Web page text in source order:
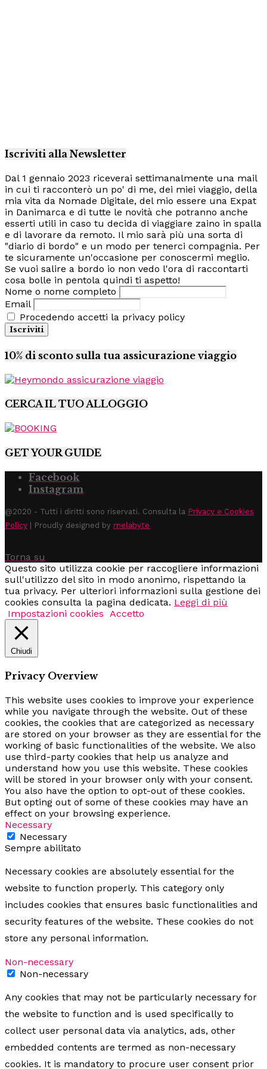
Iscriviti alla Newsletter
Dal 1 gennaio 2023 riceverai settimanalmente una mail
in cui ti racconterò un po' di me, dei miei viaggio, della
mia vita da Nomade Digitale, del mio essere una Expat
in Danimarca e di tutte le novità che potranno anche
esserti utili in caso tu decida di viaggiare zaino in spalla
e di lavorare da remoto. Il mio sarà più una sorta di
"diario di bordo" e un modo per tenerci compagnia. Per
te sicuramente un'occasione per conoscermi meglio.
Se vuoi salire a bordo io non vedo l'ora di raccontarti
cosa bolle in pentola quindi ti aspetto!
Nome o nome completo
Email
Procedendo accetti la privacy policy
10% di sconto sulla tua assicurazione viaggio
CERCA IL TUO ALLOGGIO
GET YOUR GUIDE
Facebook
Instagram
@2020 - Tutti i diritti sono riservati. Consulta la Privacy e Cookies
Policy | Proudly designed by melabyte
Torna su
Questo sito utilizza cookie per raccogliere informazioni
sull'utilizzo del sito in modo anonimo, rispettando la
tua privacy. Per ulteriori informazioni sulla gestione dei
cookies consulta la pagina dedicata. Leggi di più
Impostazioni cookies Accetto
Chiudi
Privacy Overview
This website uses cookies to improve your experience
while you navigate through the website. Out of these
cookies, the cookies that are categorized as necessary
are stored on your browser as they are essential for the
working of basic functionalities of the website. We also
use third-party cookies that help us analyze and
understand how you use this website. These cookies
will be stored in your browser only with your consent.
You also have the option to opt-out of these cookies.
But opting out of some of these cookies may have an
effect on your browsing experience.
Necessary
Necessary
Sempre abilitato
Necessary cookies are absolutely essential for the
website to function properly. This category only
includes cookies that ensures basic functionalities and
security features of the website. These cookies do not
store any personal information.
Non-necessary
Non-necessary
Any cookies that may not be particularly necessary for
the website to function and is used specifically to
collect user personal data via analytics, ads, other
embedded contents are termed as non-necessary
cookies. It is mandatory to procure user consent prior